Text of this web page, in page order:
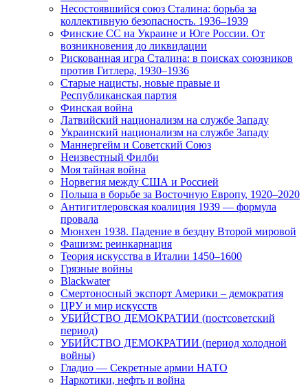
Несостоявшийся союз Сталина: борьба за
коллективную безопасность. 1936–1939
Финские СС на Украине и Юге России. От
возникновения до ликвидации
Рискованная игра Сталина: в поисках союзников
против Гитлера, 1930–1936
Старые нацисты, новые правые и
Республиканская партия
Финская война
Латвийский национализм на службе Западу
Украинский национализм на службе Западу
Маннергейм и Советский Союз
Неизвестный Филби
Моя тайная война
Норвегия между США и Россией
Польша в борьбе за Восточную Европу, 1920–2020
Антигитлеровская коалиция 1939 — формула
провала
Мюнхен 1938. Падение в бездну Второй мировой
Фашизм: реинкарнация
Теория искусства в Италии 1450–1600
Грязные войны
Blackwater
Смертоносный экспорт Америки – демократия
ЦРУ и мир искусств
УБИЙСТВО ДЕМОКРАТИИ (постсоветский
период)
УБИЙСТВО ДЕМОКРАТИИ (период холодной
войны)
Гладио — Секретные армии НАТО
Наркотики, нефть и война